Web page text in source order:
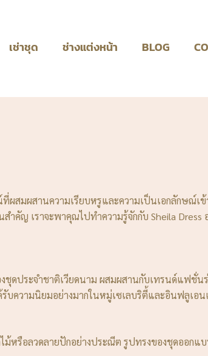
เช่าชุด ช่างแต่งหน้า BLOG
ผสมผสานความเรียบหรูและความเป็นเอกลักษณ์เข้
คัญ เราจะพาคุณไปทำความรู้จักกับ Sheila Dress
งชุดประจำชาติเวียดนาม ผสมผสานกับเทรนด์แฟชั่น
บความนิยมอย่างมากในหมู่เซเลบริตี้และอินฟลูเอน
ม้หรือลวดลายปักอย่างประณีต รูปทรงของชุดออกแ